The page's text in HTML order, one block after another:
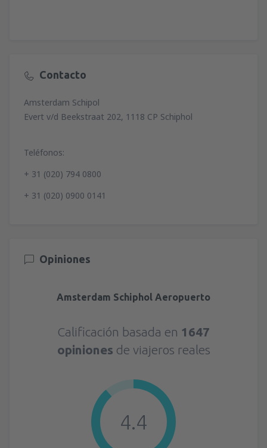
Contacto
Amsterdam Schipol
Evert v/d Beekstraat 202, 1118 CP Schiphol
Teléfonos:
+ 31 (020) 794 0800
+ 31 (020) 0900 0141
Opiniones
Amsterdam Schiphol Aeropuerto
Calificación basada en 1647
opiniones de viajeros reales
4.4